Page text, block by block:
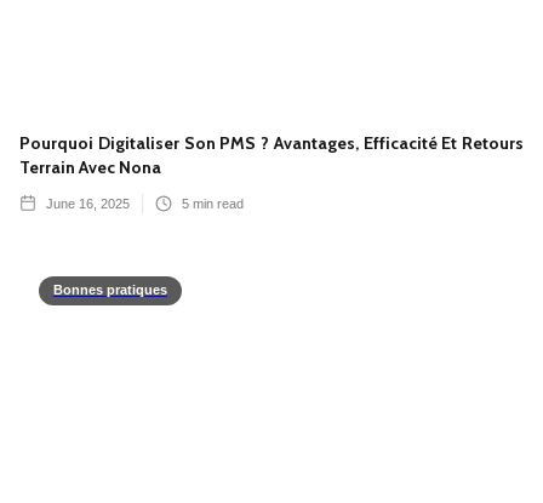
Pourquoi Digitaliser Son PMS ? Avantages, Efficacité Et Retours
Terrain Avec Nona
June 16, 2025 5 min read
Bonnes pratiques